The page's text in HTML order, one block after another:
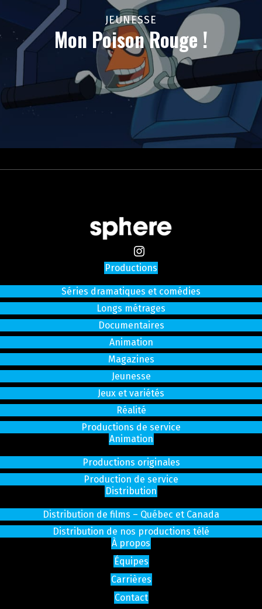
JEUNESSE
Mon Poison Rouge !
Productions
Séries dramatiques et comédies
Longs métrages
Documentaires
Animation
Magazines
Jeunesse
Jeux et variétés
Réalité
Productions de service
Animation
Productions originales
Production de service
Distribution
Distribution de films – Québec et Canada
Distribution de nos productions télé
À propos
Équipes
Carrières
Contact